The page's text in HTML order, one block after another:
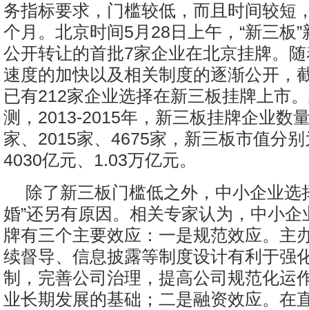
务指标要求，门槛较低，而且时间较短
个月。北京时间5月28日上午，“新三板
公开转让的首批7家企业在北京挂牌。
速度的加快以及相关制度的逐渐公开，
已有212家企业选择在新三板挂牌上市
测，2013-2015年，新三板挂牌企业数
家、2015家、4675家，新三板市值分
4030亿元、1.03万亿元。
除了新三板门槛低之外，中小企业选
婚”还另有原因。相关专家认为，中小
牌有三个主要效应：一是规范效应。主
续督导、信息披露等制度设计有利于强
制，完善公司治理，提高公司规范化运
业长期发展的基础；二是融资效应。在